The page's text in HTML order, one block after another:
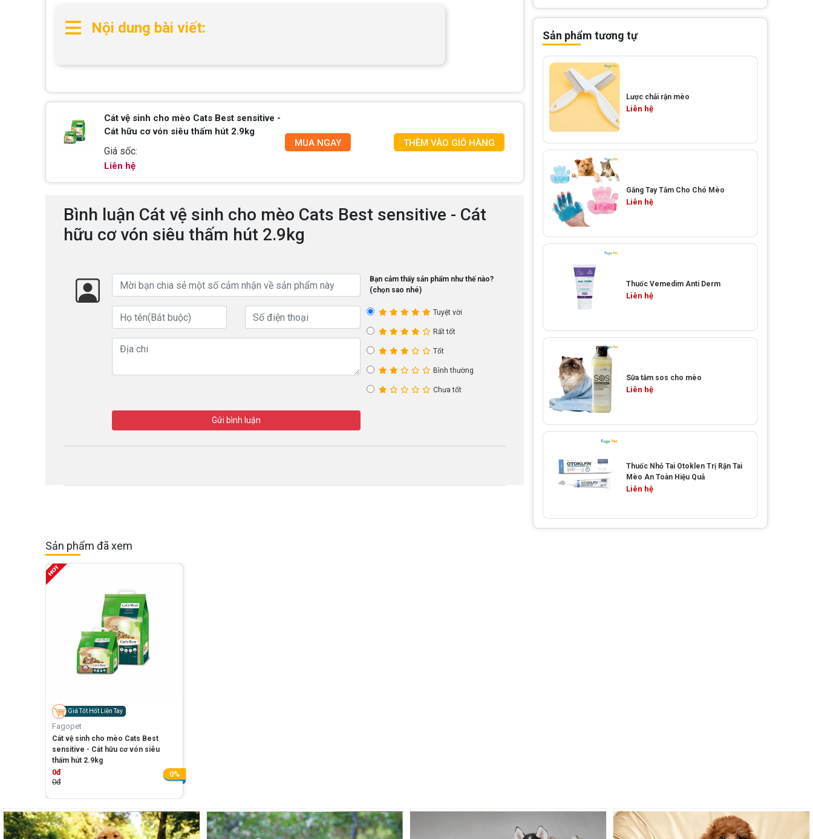
Nội dung bài viết:
Cát vệ sinh cho mèo Cats Best sensitive -
Cát hữu cơ vón siêu thấm hút 2.9kg
Giá sốc:
Liên hệ
MUA NGAY THÊM VÀO GIỎ HÀNG
Bình luận Cát vệ sinh cho mèo Cats Best sensitive - Cát
hữu cơ vón siêu thấm hút 2.9kg
Bạn cảm thấy sản phẩm như thế nào?
(chọn sao nhé)
Tuyệt vời
Rất tốt
Tốt
Bình thường
Chưa tốt
Gửi bình luận
Sản phẩm tương tự
Lược chải rận mèo
Liên hệ
Găng Tay Tắm Cho Chó Mèo
Liên hệ
Thuốc Vemedim Anti Derm
Liên hệ
Sữa tắm sos cho mèo
Liên hệ
Thuốc Nhỏ Tai Otoklen Trị Rận Tai
Mèo An Toàn Hiệu Quả
Liên hệ
Sản phẩm đã xem
Giá Tốt Hốt Liền Tay
Fagopet
Cát vệ sinh cho mèo Cats Best
sensitive - Cát hữu cơ vón siêu
thấm hút 2.9kg
0đ
0đ
0%